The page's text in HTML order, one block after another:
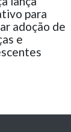
para
adoção de
e